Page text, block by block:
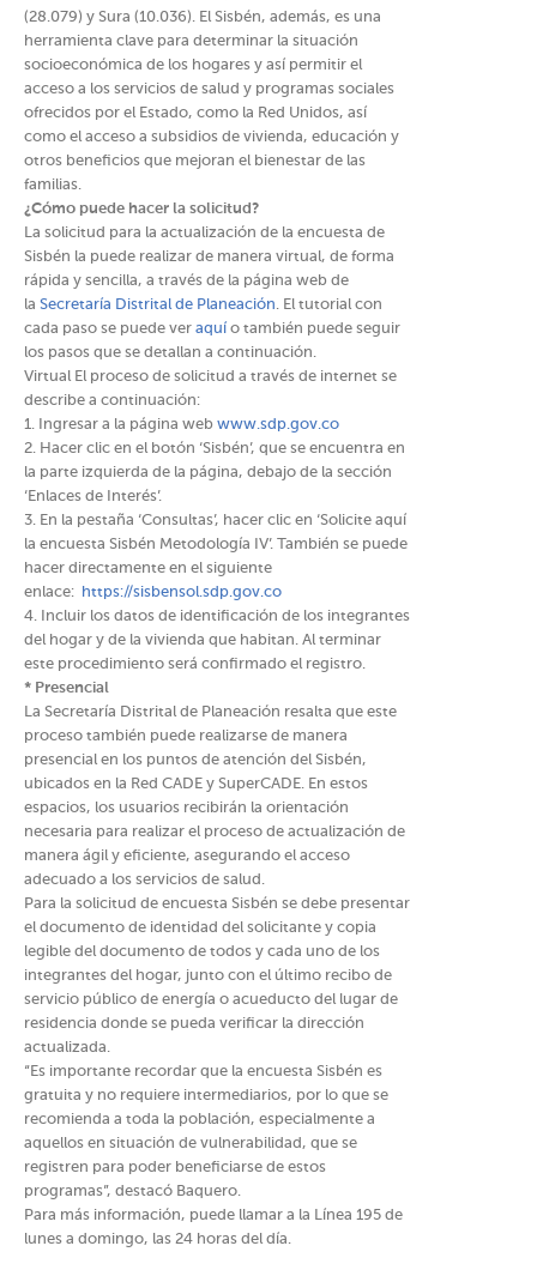
(28.079) y Sura (10.036). El Sisbén, además, es una
herramienta clave para determinar la situación
socioeconómica de los hogares y así permitir el
acceso a los servicios de salud y programas sociales
ofrecidos por el Estado, como la Red Unidos, así
como el acceso a subsidios de vivienda, educación y
otros beneficios que mejoran el bienestar de las
familias.
¿Cómo puede hacer la solicitud?
La solicitud para la actualización de la encuesta de
Sisbén la puede realizar de manera virtual, de forma
rápida y sencilla, a través de la página web de
la Secretaría Distrital de Planeación. El tutorial con
cada paso se puede ver aquí o también puede seguir
los pasos que se detallan a continuación.
Virtual El proceso de solicitud a través de internet se
describe a continuación:
1. Ingresar a la página web www.sdp.gov.co
2. Hacer clic en el botón ‘Sisbén’, que se encuentra en
la parte izquierda de la página, debajo de la sección
‘Enlaces de Interés’.
3. En la pestaña ‘Consultas’, hacer clic en ‘Solicite aquí
la encuesta Sisbén Metodología IV’. También se puede
hacer directamente en el siguiente
enlace:
https://sisbensol.sdp.gov.co
4. Incluir los datos de identificación de los integrantes
del hogar y de la vivienda que habitan. Al terminar
este procedimiento será confirmado el registro.
* Presencial
La Secretaría Distrital de Planeación resalta que este
proceso también puede realizarse de manera
presencial en los puntos de atención del Sisbén,
ubicados en la Red CADE y SuperCADE. En estos
espacios, los usuarios recibirán la orientación
necesaria para realizar el proceso de actualización de
manera ágil y eficiente, asegurando el acceso
adecuado a los servicios de salud.
Para la solicitud de encuesta Sisbén se debe presentar
el documento de identidad del solicitante y copia
legible del documento de todos y cada uno de los
integrantes del hogar, junto con el último recibo de
servicio público de energía o acueducto del lugar de
residencia donde se pueda verificar la dirección
actualizada.
“Es importante recordar que la encuesta Sisbén es
gratuita y no requiere intermediarios, por lo que se
recomienda a toda la población, especialmente a
aquellos en situación de vulnerabilidad, que se
registren para poder beneficiarse de estos
programas”, destacó Baquero.
Para más información, puede llamar a la Línea 195 de
lunes a domingo, las 24 horas del día.